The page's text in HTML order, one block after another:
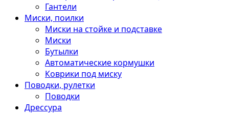
Гантели
Миски, поилки
Миски на стойке и подставке
Миски
Бутылки
Автоматические кормушки
Коврики под миску
Поводки, рулетки
Поводки
Дрессура